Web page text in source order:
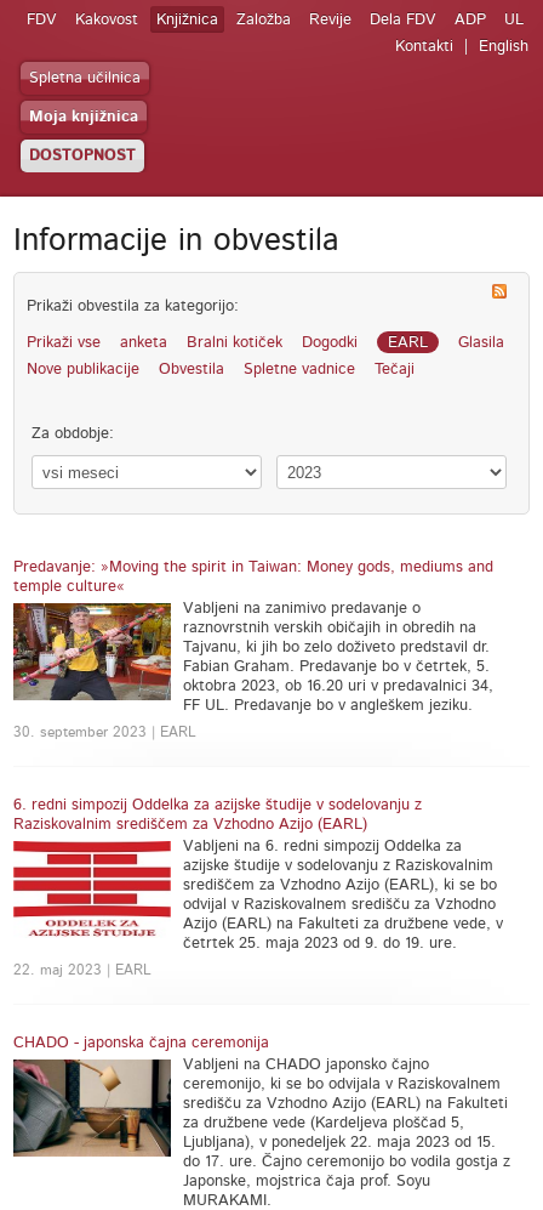
FDV Kakovost Knjižnica Založba Revije Dela FDV ADP
UL
Kontakti
English
Spletna učilnica
Moja knjižnica
DOSTOPNOST
Informacije in obvestila
Prikaži obvestila za kategorijo:
Prikaži vse anketa Bralni kotiček Dogodki EARL
Glasila
Nove publikacije
Obvestila Spletne vadnice Tečaji
Za obdobje:
Predavanje: »Moving the spirit in Taiwan: Money gods, mediums and
temple culture«
Vabljeni na zanimivo predavanje o
raznovrstnih verskih običajih in obredih na
Tajvanu, ki jih bo zelo doživeto predstavil dr.
Fabian Graham. Predavanje bo v četrtek, 5.
oktobra 2023, ob 16.20 uri v predavalnici 34,
FF UL. Predavanje bo v angleškem jeziku.
30. september 2023 | EARL
6. redni simpozij Oddelka za azijske študije v sodelovanju z
Raziskovalnim središčem za Vzhodno Azijo (EARL)
Vabljeni na 6. redni simpozij Oddelka za
azijske študije v sodelovanju z Raziskovalnim
središčem za Vzhodno Azijo (EARL), ki se bo
odvijal v Raziskovalnem središču za Vzhodno
Azijo (EARL) na Fakulteti za družbene vede, v
četrtek 25. maja 2023 od 9. do 19. ure.
22. maj 2023 | EARL
CHADO - japonska čajna ceremonija
Vabljeni na CHADO japonsko čajno
ceremonijo, ki se bo odvijala v Raziskovalnem
središču za Vzhodno Azijo (EARL) na Fakulteti
za družbene vede (Kardeljeva ploščad 5,
Ljubljana), v ponedeljek 22. maja 2023 od 15.
do 17. ure. Čajno ceremonijo bo vodila gostja z
Japonske, mojstrica čaja prof. Soyu
MURAKAMI.